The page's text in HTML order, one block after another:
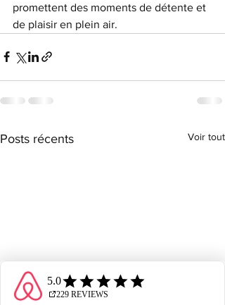
promettent des moments de détente et
de plaisir en plein air.
Posts récents Voir tout